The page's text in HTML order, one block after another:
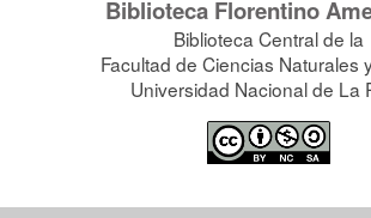
Biblioteca Florentino
Biblioteca Central de la
Facultad de Ciencias Naturales
Universidad Nacional de La